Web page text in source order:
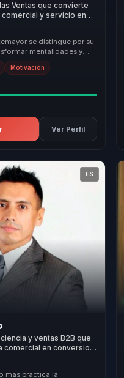
Ventas que convierte
y servicio en
comerciales.
se distingue por su
mentalidades y
sostenido en las
Motivación
Ver Perfil
ES
y ventas B2B que
comercial en conversion
comerciales.
mas practica la